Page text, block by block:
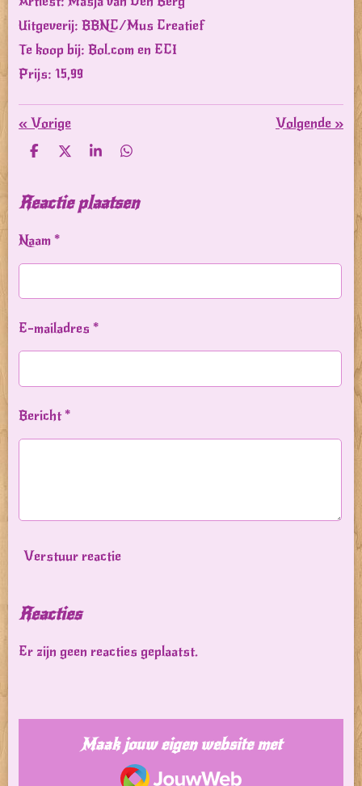
Uitgeverij: BBNC/Mus Creatief
Te koop bij: Bol.com en ECI
Prijs: 15,99
«Vorige Volgende »
D
e
n
D
l
S
r
e
D
e
n
Reactie plaatsen
Naam *
E-mailadres *
Bericht *
Verstuur reactie
Reacties
Er zijn geen reacties geplaatst.
Maak jouw eigen website met
JouwWeb